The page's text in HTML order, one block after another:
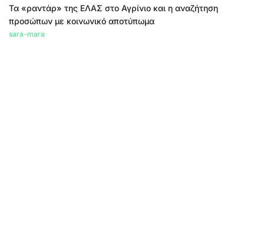
Τα «ραντάρ» της ΕΛΑΣ στο Αγρίνιο και η αναζήτηση
προσώπων με κοινωνικό αποτύπωμα
sara-mara